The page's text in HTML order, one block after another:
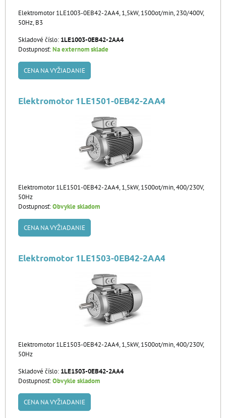
Elektromotor 1LE1003-0EB42-2AA4, 1,5kW, 1500ot/min, 230/400V,
50Hz, B3
Skladové číslo: 1LE1003-0EB42-2AA4
Dostupnosť:Na externom sklade
CENA NA VYŽIADANIE
Elektromotor 1LE1501-0EB42-2AA4
Elektromotor 1LE1501-0EB42-2AA4, 1,5kW, 1500ot/min, 400/230V,
50Hz
Dostupnosť:Obvykle skladom
CENA NA VYŽIADANIE
Elektromotor 1LE1503-0EB42-2AA4
Elektromotor 1LE1503-0EB42-2AA4, 1,5kW, 1500ot/min, 400/230V,
50Hz
Skladové číslo: 1LE1503-0EB42-2AA4
Dostupnosť:Obvykle skladom
CENA NA VYŽIADANIE